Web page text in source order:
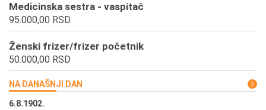
Medicinska sestra - vaspitač
95.000,00 RSD
Ženski frizer/frizer početnik
50.000,00 RSD
NA DANAŠNJI DAN
6.8.1902.